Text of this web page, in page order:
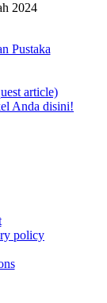
2024
Pustaka
article)
Anda disini!
policy